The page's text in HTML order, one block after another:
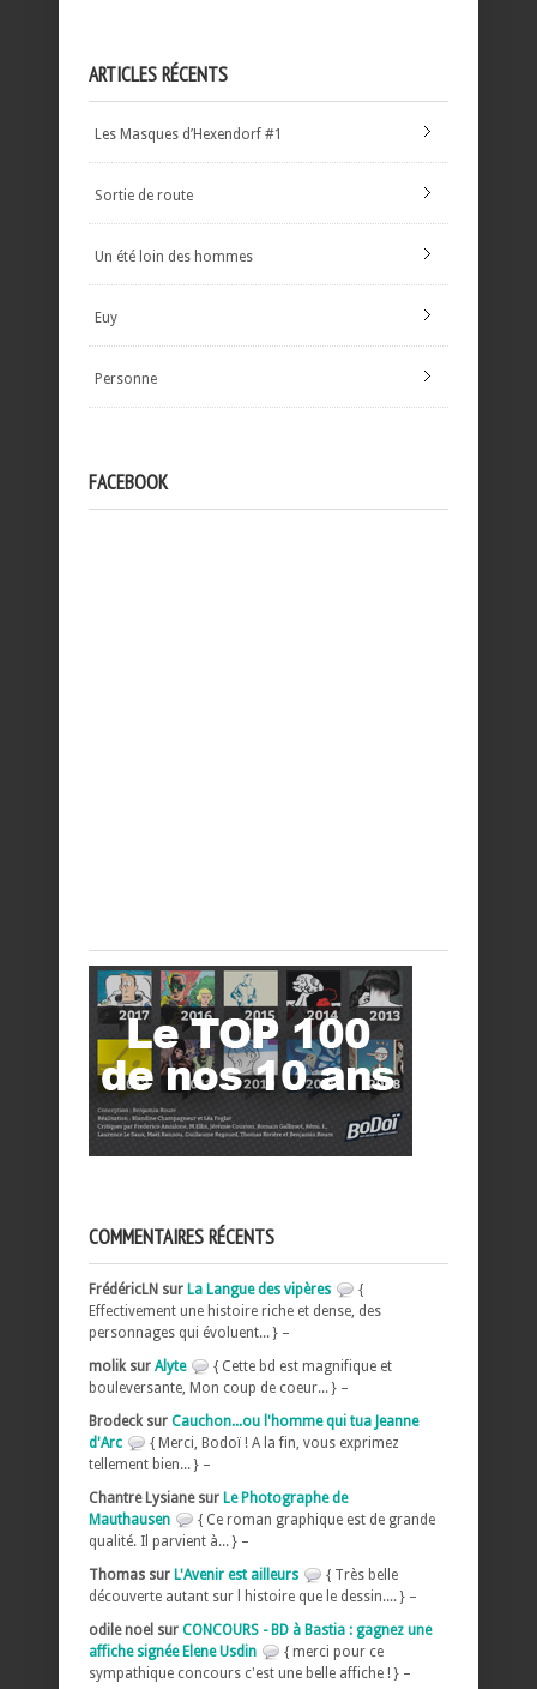
ARTICLES RÉCENTS
Les Masques d’Hexendorf #1
Sortie de route
Un été loin des hommes
Euy
Personne
FACEBOOK
COMMENTAIRES RÉCENTS
FrédéricLN sur La Langue des vipères
{
Effectivement une histoire riche et dense, des
personnages qui évoluent... } –
molik sur Alyte
{ Cette bd est magnifique et
bouleversante, Mon coup de coeur... } –
Brodeck sur Cauchon...ou l'homme qui tua Jeanne
d'Arc
{ Merci, Bodoï ! A la fin, vous exprimez
tellement bien... } –
Chantre Lysiane sur Le Photographe de
Mauthausen
{ Ce roman graphique est de grande
qualité. Il parvient à... } –
Thomas sur L'Avenir est ailleurs
{ Très belle
découverte autant sur l histoire que le dessin.... } –
odile noel sur CONCOURS - BD à Bastia : gagnez une
affiche signée Elene Usdin
{ merci pour ce
sympathique concours c'est une belle affiche ! } –